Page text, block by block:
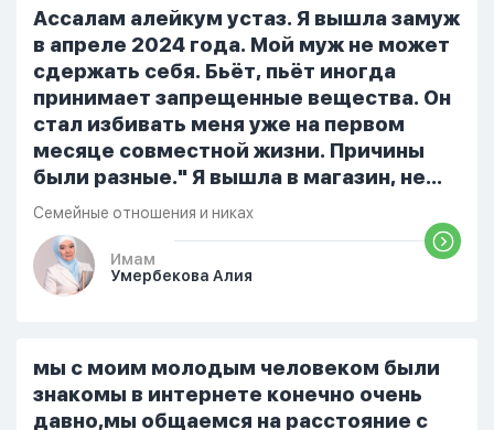
является Единым Богом и не
принимает слова и контекст игры в
серьез, относиться к игре только как к
развлечению и...
Ассалам алейкум устаз. Я вышла замуж
в апреле 2024 года. Мой муж не может
сдержать себя. Бьёт, пьёт иногда
принимает запрещенные вещества. Он
стал избивать меня уже на первом
месяце совместной жизни. Причины
были разные." Я вышла в магазин, не
помыла вовремя посуду, не
приготовила во время еду, прошу
немного времени и любви" он никогда
не свободен для меня. С 7 утра до 8
только ночью, иногда засыпаю одна.
Мы пытались ему говорить что так
нельзя но он всё равно делает...
Семейные отношения и никах
Имам
Умербекова Алия
мы с моим молодым человеком были
знакомы в интернете конечно очень
давно,мы общаемся на расстояние с